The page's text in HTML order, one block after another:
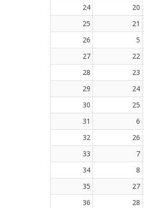
24
20
25
21
26
5
27
22
28
23
29
24
30
25
31
6
32
26
33
7
34
8
35
27
36
28